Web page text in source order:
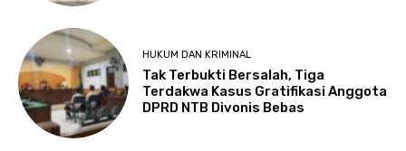
HUKUM DAN KRIMINAL
Tak Terbukti Bersalah, Tiga
Terdakwa Kasus Gratifikasi Anggota
DPRD NTB Divonis Bebas